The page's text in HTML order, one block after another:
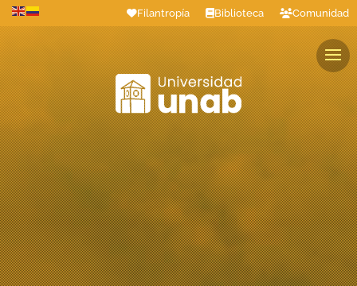
Filantropía Biblioteca Comunidad
Estudiantes Profesores Colaboradores Graduados